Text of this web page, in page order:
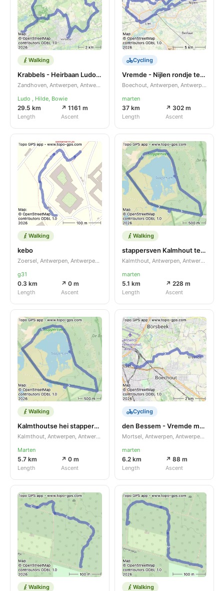
Walking
Krabbels - Heirbaan Ludo en Ilse
Zandhoven, Antwerpen, Antwerpen, BE
Ludo , Hilde, Bowie
29.5 km
Length
↗ 1161 m
Ascent
Cycling
Vremde - Nijlen rondje teamdag
Boechout, Antwerpen, Antwerpen, BE
marten
37 km
Length
↗ 302 m
Ascent
Walking
kebo
Zoersel, Antwerpen, Antwerpen, BE
g31
0.3 km
Length
↗ 0 m
Ascent
Walking
stappersven Kalmhout tegenovergestelde richting
Kalmthout, Antwerpen, Antwerpen, BE
marten
5.1 km
Length
↗ 228 m
Ascent
Walking
Kalmthoutse hei stappersven
Kalmthout, Antwerpen, Antwerpen, BE
Marten
5.7 km
Length
↗ 0 m
Ascent
Cycling
den Bessem - Vremde mooie route via knooppunten
Mortsel, Antwerpen, Antwerpen, BE
marten
6.2 km
Length
↗ 88 m
Ascent
Walking Walking